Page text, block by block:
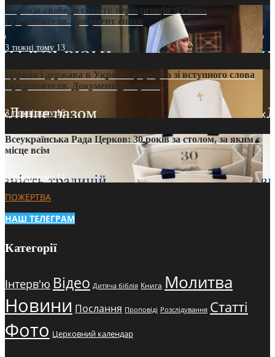
35 років свободи совісті: періодизація зі слова
Предстоятеля. Документ епохи
3 тижні тому 13
Церква і держава в Україні: формула зі вступного слова
Предстоятеля. Документ доктрини
3 тижні тому16
Всеукраїнська Рада Церков: 30 років за столом, за яким є
місце всім
3 тижні тому14
ПОЖЕРТВА
НАШ ТЕЛЕГРАМ
Категорії
Інтерв'ю Відео Дитяча біблія Книга Молитва
Новини Послання Проповіді Розслідування Статті
Фото Церковний календар